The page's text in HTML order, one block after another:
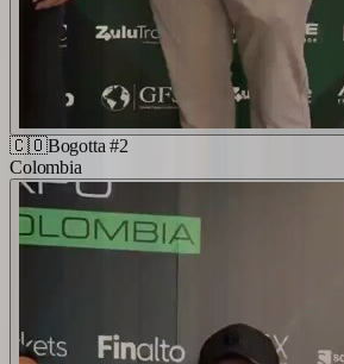
🇨🇴Bogotta #2
Colombia